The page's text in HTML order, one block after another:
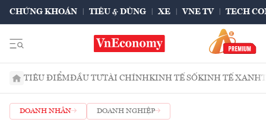
CHỨNG KHOÁN TIÊU & DÙNG XE VNE TV TECH
TIÊU ĐIỂMĐẦU TƯTÀI CHÍNHKINH TẾ SỐKINH TẾ XANH
DOANH NHÂN DOANH NGHIỆP